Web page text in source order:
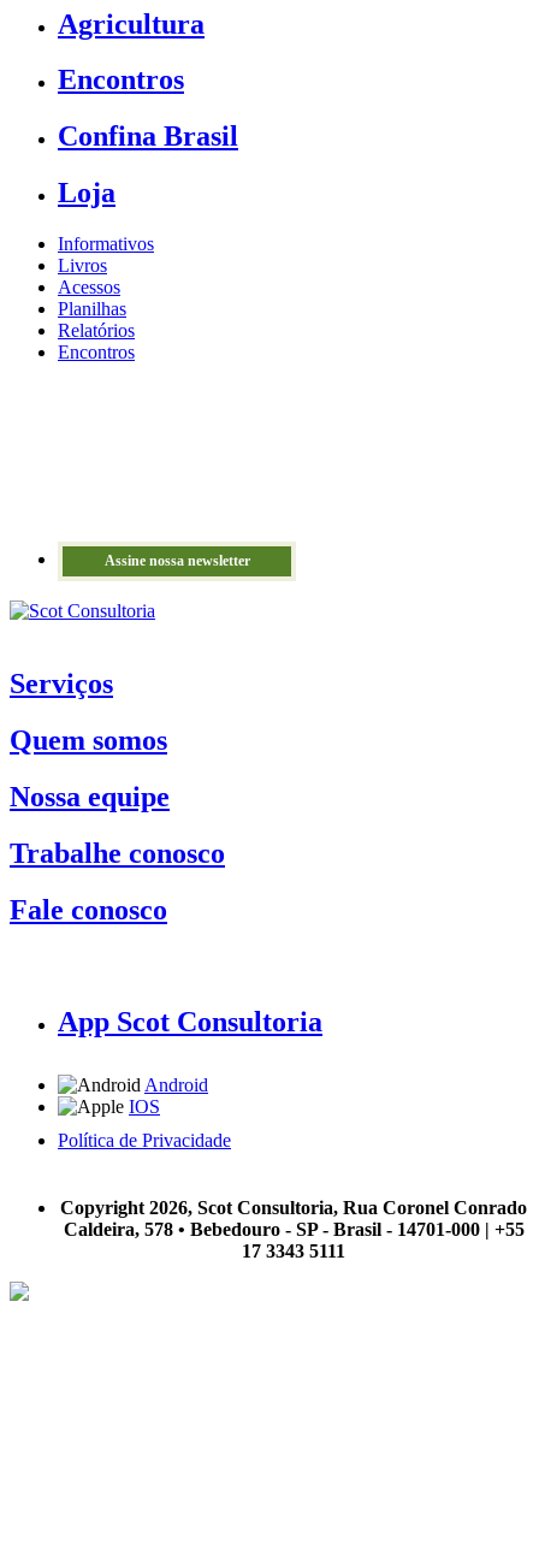
Agricultura
Encontros
Confina Brasil
Loja
Informativos
Livros
Acessos
Planilhas
Relatórios
Encontros
Assine nossa newsletter
Serviços
Quem somos
Nossa equipe
Trabalhe conosco
Fale conosco
App Scot Consultoria
Android
IOS
Política de Privacidade
Copyright 2026, Scot Consultoria, Rua Coronel Conrado
Caldeira, 578 • Bebedouro - SP - Brasil - 14701-000 | +55
17 3343 5111